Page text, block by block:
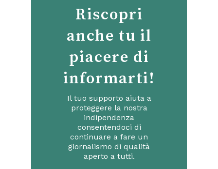
Riscopri
anche tu il
piacere di
informarti!
Il tuo supporto aiuta a
proteggere la nostra
indipendenza
consentendoci di
continuare a fare un
giornalismo di qualità
aperto a tutti.